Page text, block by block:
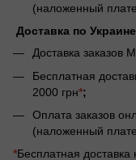
(наложенный
Доставка по
Доставка заказов
Бесплатная
2000 грн*;
Оплата заказов
(наложенный
*Бесплатная доставка